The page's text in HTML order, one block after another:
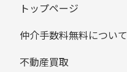
トップページ
仲介手数料無料について
不動産買取